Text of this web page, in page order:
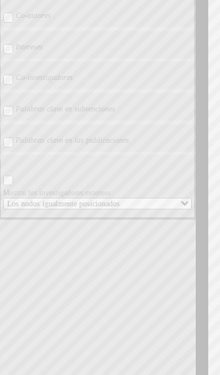
Co-autores
Intereses
Co-investigadores
Palabras clave en subvenciones
Palabras clave en las publicaciones
Mostrar los investigadores externos